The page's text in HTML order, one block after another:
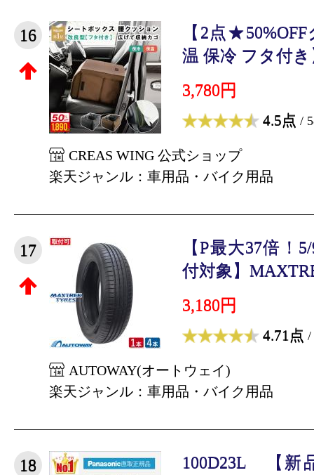
16
【2点
温 保冷 フタ付
3,780円
4.5点 /
CREAS WING 公式ショップ
楽天ジャンル：車用品・バイク用品
17
【P最大37倍！
付対象】
3,180円
4.71点 /
AUTOWAY(オートウェイ)
楽天ジャンル：車用品・バイク用品
18
100D23L 【新